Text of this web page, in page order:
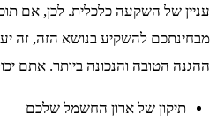
עניין של השקעה כלכלית. לכן, אם
מבחינתכם להשקיע בנושא הזה, זה
ההגנה הטובה והנכונה ביותר. אתם
תיקון של ארון החשמל שלכם